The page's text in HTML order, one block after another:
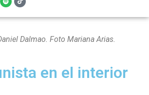
Dalmao. Foto Mariana Arias.
en el interior